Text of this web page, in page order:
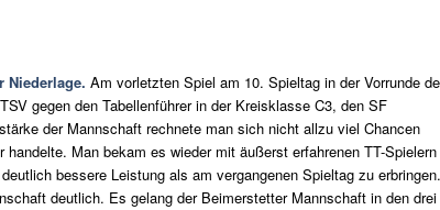
Niederlage. Am vorletzten Spiel am 10. Spieltag in der Vorrunde
gegen den Tabellenführer in der Kreisklasse C3, den SF
der Mannschaft rechnete man sich nicht allzu viel Chancen
Man bekam es wieder mit äußerst erfahrenen TT-Spielern
bessere Leistung als am vergangenen Spieltag zu erbringen.
deutlich. Es gelang der Beimerstetter Mannschaft in den drei